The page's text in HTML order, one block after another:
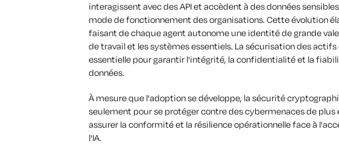
interagissent avec des API et accèdent à des données
mode de fonctionnement des organisations. Cette évolution
faisant de chaque agent autonome une identité de grande
de travail et les systèmes essentiels. La sécurisation des
essentielle pour garantir l'intégrité, la confidentialité et la
données.
À mesure que l'adoption se développe, la sécurité
seulement pour se protéger contre des cybermenaces de
assurer la conformité et la résilience opérationnelle face à
l'IA.